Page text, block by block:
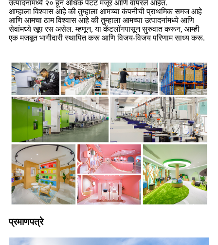
उत्पादनांमध्ये २० हून अधिक पेटंट मंजूर आणि वापरले आहेत.
आम्हाला विश्वास आहे की तुम्हाला आमच्या कंपनीची प्राथमिक समज आहे
आणि आमचा ठाम विश्वास आहे की तुम्हाला आमच्या उत्पादनांमध्ये आणि
सेवांमध्ये खूप रस असेल. म्हणून, या कॅटलॉगपासून सुरुवात करून, आम्ही
एक मजबूत भागीदारी स्थापित करू आणि विजय-विजय परिणाम साध्य करू.
प्रमाणपत्रे